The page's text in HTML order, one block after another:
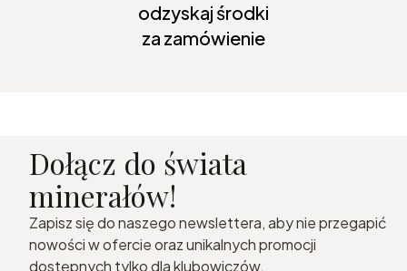
odzyskaj środki
za zamówienie
Dołącz do świata
minerałów!
Zapisz się do naszego newslettera, aby nie przegapić
nowości w ofercie oraz unikalnych promocji
dostępnych tylko dla klubowiczów.